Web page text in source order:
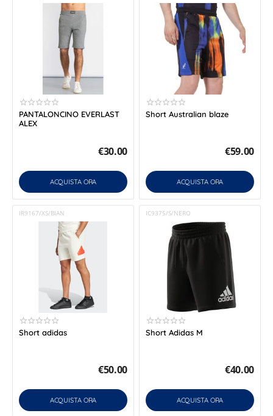
PANTALONCINO EVERLAST
ALEX
€30.00
ACQUISTA ORA
Short Australian blaze
€59.00
ACQUISTA ORA
IR9167/XS/BIAN
Short adidas
€50.00
ACQUISTA ORA
IC9375/S/NERO
Short Adidas M
€40.00
ACQUISTA ORA